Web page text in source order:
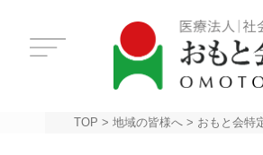
TOP > 地域の皆様へ > おもと会特